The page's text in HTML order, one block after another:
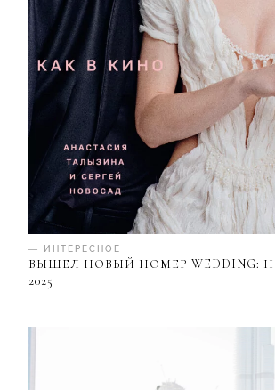
— ИНТЕРЕСНОЕ
ВЫШЕЛ НОВЫЙ НОМЕР WEDDING:
2025